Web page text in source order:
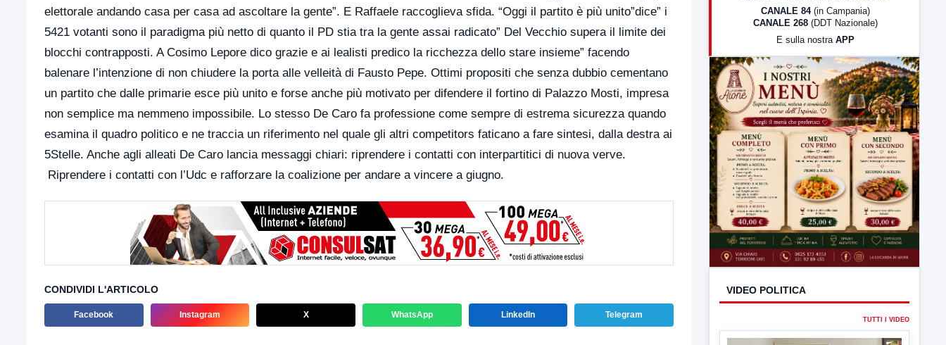
elettorale andando casa per casa ad ascoltare la gente”. E Raffaele raccoglieva sfida. “Oggi il partito è più unito”dice” i
5421 votanti sono il paradigma più netto di quanto il PD stia tra la gente assai radicato” Del Vecchio supera il limite dei
blocchi contrapposti. A Cosimo Lepore dico grazie e ai lealisti predico la ricchezza dello stare insieme” facendo
balenare l’intenzione di non chiudere la porta alle velleità di Fausto Pepe. Ottimi propositi che senza dubbio cementano
un partito che dalle primarie esce più unito e forse anche più motivato per difendere il fortino di Palazzo Mosti, impresa
non semplice ma nemmeno impossibile. Lo stesso De Caro fa professione come sempre di estrema sicurezza quando
esamina il quadro politico e ne traccia un riferimento nel quale gli altri competitors faticano a fare sintesi, dalla destra ai
5Stelle. Anche agli alleati De Caro lancia messaggi chiari: riprendere i contatti con interpartitici di nuova verve.
Riprendere i contatti con l’Udc e rafforzare la coalizione per andare a vincere a giugno.
CONDIVIDI L'ARTICOLO
Facebook Instagram X WhatsApp LinkedIn Telegram
LabNews (Diretta)
23:00 LabNews (replica)
CANALE 84 (in Campania)
CANALE 268 (DDT Nazionale)
E sulla nostra APP